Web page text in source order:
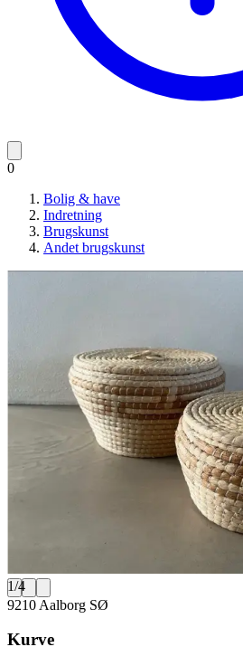
0
Bolig & have
Indretning
Brugskunst
Andet brugskunst
1/4
9210 Aalborg SØ
Kurve